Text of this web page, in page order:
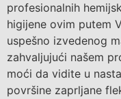
profesionalnih
higijene ovim putem
uspešno izvedenog
zahvaljujući našem
moći da vidite u
površine zaprljane